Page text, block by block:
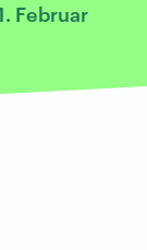
Februar